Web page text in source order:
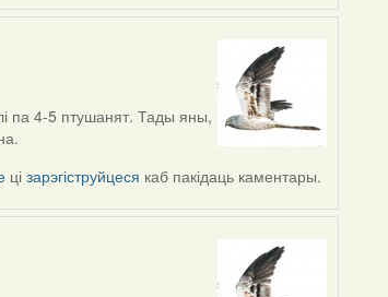
па 4-5 птушанят. Тады яны,
цізарэгіструйцеся каб пакідаць каментары.